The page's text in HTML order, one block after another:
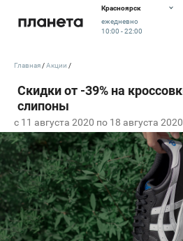
Красноярск
ежедневно
10:00 - 22:00
c 11 августа 2020 по 18 августа 2020
Главная Акции